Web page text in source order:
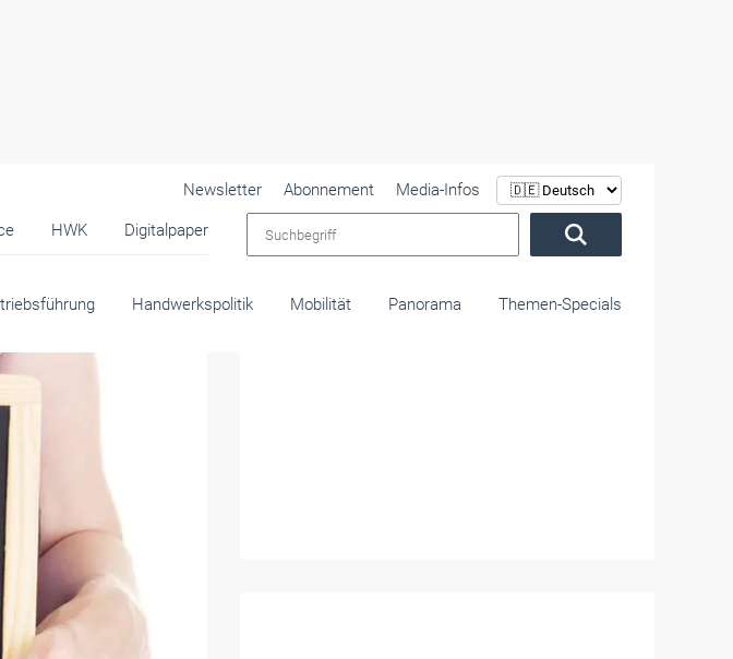
HWK Digitalpaper
Newsletter Abonnement
Media-Infos
Handwerkspolitik Mobilität Panorama Themen-Specials